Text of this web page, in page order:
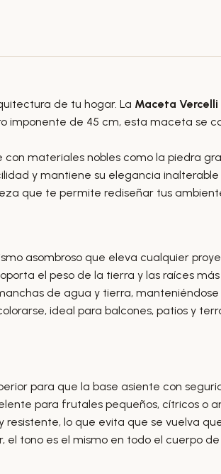
de tu hogar. La Maceta Vercelli
de 45 cm, esta maceta se
materiales nobles como la piedra
y mantiene su elegancia
que te permite rediseñar tus
asombroso que eleva cualquier
el peso de la tierra y las raíces
de agua y tierra, manteniéndose
ideal para balcones, patios y
para que la base asiente con
para frutales pequeños, cítricos o
resistente, lo que evita que se vuelva
tono es el mismo en todo el cuerpo